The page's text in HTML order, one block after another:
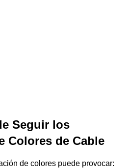
Seguir los
Colores de Cable
de colores puede provocar: